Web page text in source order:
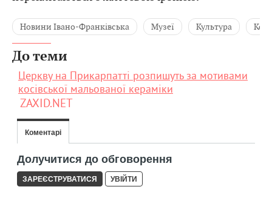
Новини Івано-Франківська Музеї Культура
До теми
Церкву на Прикарпатті розпишуть за мотивами
косівської мальованої кераміки
ZAXID.NET